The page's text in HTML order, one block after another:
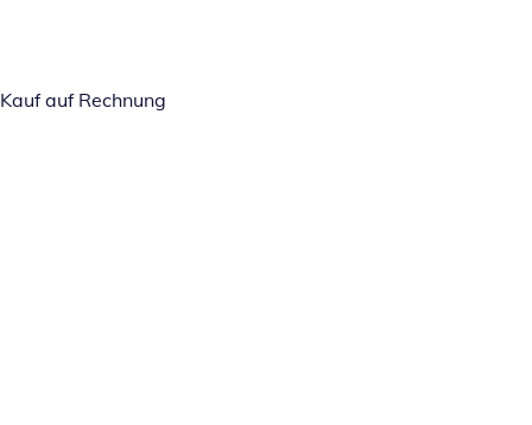
Kauf auf Rechnung